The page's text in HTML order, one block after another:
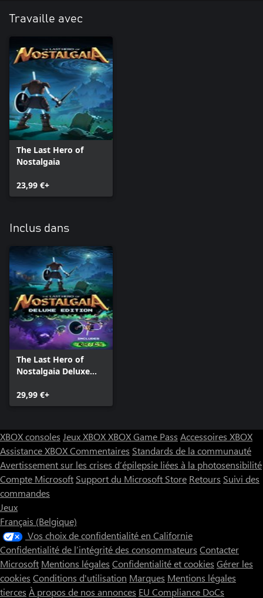
Travaille avec
The Last Hero of
Nostalgaia
23,99 €+
Inclus dans
The Last Hero of
Nostalgaia Deluxe
29,99 €+
XBOX consoles Jeux XBOXXBOX Game Pass Accessoires XBOX
Assistance XBOXCommentaires Standards de la communauté
Avertissement sur les crises d’épilepsie liées à la photosensibilité
Compte Microsoft Support du Microsoft Store Retours Suivi des
commandes
Jeux
Français (Belgique)
Vos choix de confidentialité en Californie
Confidentialité de l’intégrité des consommateurs Contacter
Microsoft Mentions légales Confidentialité et cookies Gérer les
cookies Conditions d'utilisation Marques Mentions légales
tierces À propos de nos annonces EU Compliance DoCs